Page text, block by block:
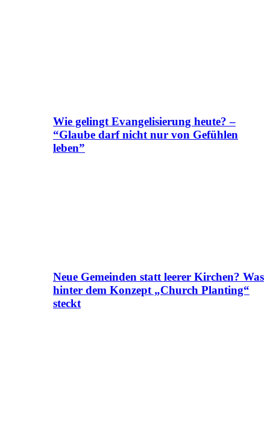
Wie gelingt Evangelisierung heute? –
“Glaube darf nicht nur von Gefühlen
leben”
Neue Gemeinden statt leerer Kirchen? Was
hinter dem Konzept „Church Planting“
steckt